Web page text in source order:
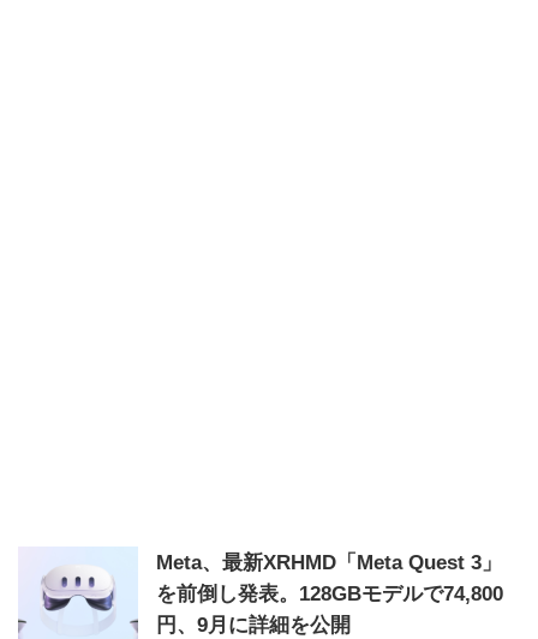
Meta、最新XRHMD「Meta Quest 3」
を前倒し発表。128GBモデルで74,800
円、9月に詳細を公開